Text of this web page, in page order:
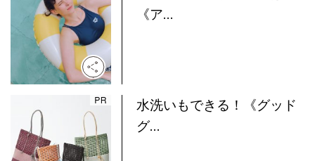
《ア...
水洗いもできる！《グッド
グ...